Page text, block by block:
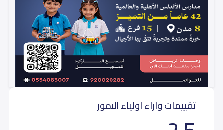
تقييمات واراء اولياء الامور